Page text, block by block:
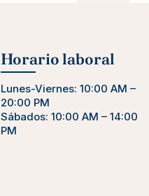
Horario laboral
Lunes-Viernes: 10:00 AM –
20:00 PM
Sábados: 10:00 AM – 14:00
PM